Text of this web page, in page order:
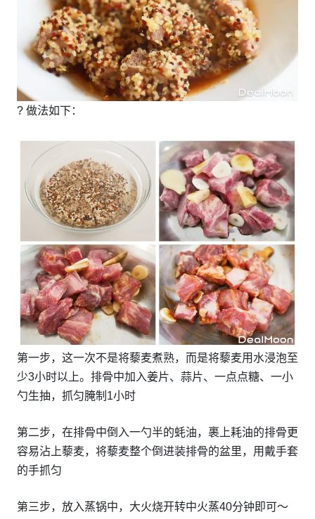
? 做法如下：
第一步，这一次不是将藜麦煮熟，而是将藜麦用水浸泡至
少3小时以上。排骨中加入姜片、蒜片、一点点糖、一小
勺生抽，抓匀腌制1小时
第二步，在排骨中倒入一勺半的蚝油，裹上耗油的排骨更
容易沾上藜麦，将藜麦整个倒进装排骨的盆里，用戴手套
的手抓匀
第三步，放入蒸锅中，大火烧开转中火蒸40分钟即可～